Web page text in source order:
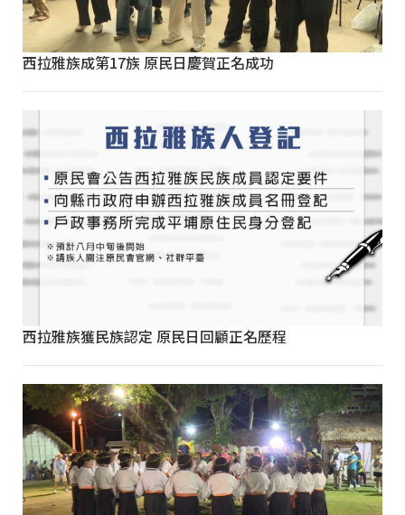
西拉雅族成第17族 原民日慶賀正名成功
西拉雅族獲民族認定 原民日回顧正名歷程